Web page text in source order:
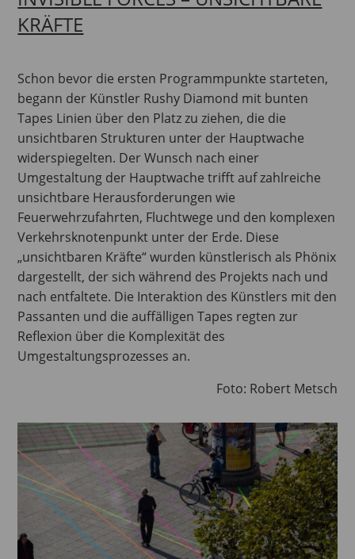
KRÄFTE
Schon bevor die ersten Programmpunkte starteten,
begann der Künstler Rushy Diamond mit bunten
Tapes Linien über den Platz zu ziehen, die die
unsichtbaren Strukturen unter der Hauptwache
widerspiegelten. Der Wunsch nach einer
Umgestaltung der Hauptwache trifft auf zahlreiche
unsichtbare Herausforderungen wie
Feuerwehrzufahrten, Fluchtwege und den komplexen
Verkehrsknotenpunkt unter der Erde. Diese
„unsichtbaren Kräfte“ wurden künstlerisch als Phönix
dargestellt, der sich während des Projekts nach und
nach entfaltete. Die Interaktion des Künstlers mit den
Passanten und die auffälligen Tapes regten zur
Reflexion über die Komplexität des
Umgestaltungsprozesses an.
Foto: Robert Metsch